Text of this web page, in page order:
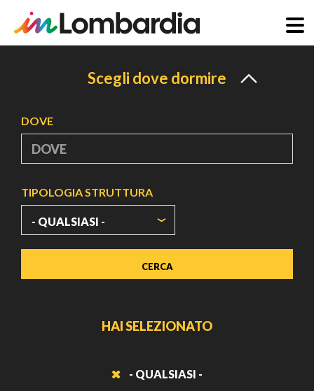
Scegli dove dormire
DOVE
TIPOLOGIA STRUTTURA
HAI SELEZIONATO
- QUALSIASI -